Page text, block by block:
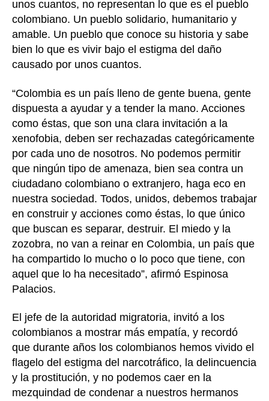
unos cuantos, no representan lo que es el pueblo
colombiano. Un pueblo solidario, humanitario y
amable. Un pueblo que conoce su historia y sabe
bien lo que es vivir bajo el estigma del daño
causado por unos cuantos.
“Colombia es un país lleno de gente buena, gente
dispuesta a ayudar y a tender la mano. Acciones
como éstas, que son una clara invitación a la
xenofobia, deben ser rechazadas categóricamente
por cada uno de nosotros. No podemos permitir
que ningún tipo de amenaza, bien sea contra un
ciudadano colombiano o extranjero, haga eco en
nuestra sociedad. Todos, unidos, debemos trabajar
en construir y acciones como éstas, lo que único
que buscan es separar, destruir. El miedo y la
zozobra, no van a reinar en Colombia, un país que
ha compartido lo mucho o lo poco que tiene, con
aquel que lo ha necesitado”, afirmó Espinosa
Palacios.
El jefe de la autoridad migratoria, invitó a los
colombianos a mostrar más empatía, y recordó
que durante años los colombianos hemos vivido el
flagelo del estigma del narcotráfico, la delincuencia
y la prostitución, y no podemos caer en la
mezquindad de condenar a nuestros hermanos